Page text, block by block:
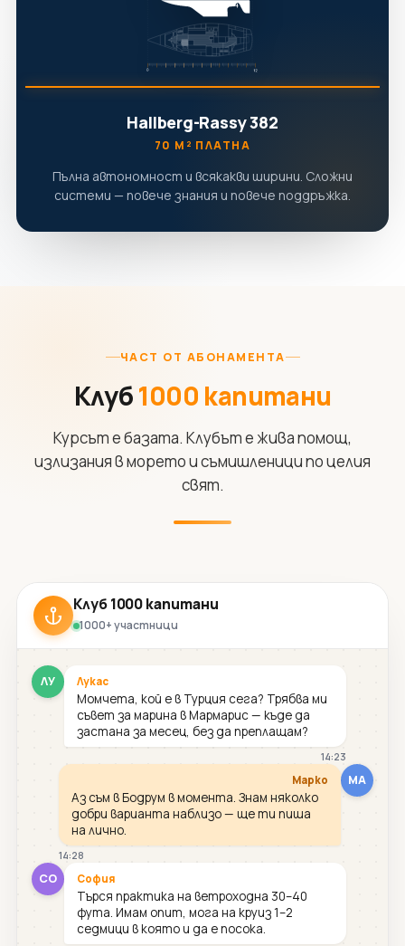
Hallberg-Rassy 382
70 М² ПЛАТНА
Пълна автономност и всякакви ширини. Сложни
системи — повече знания и повече поддръжка.
ЧАСТ ОТ АБОНАМЕНТА
Клуб1000 капитани
Курсът е базата. Клубът е жива помощ,
излизания в морето и съмишленици по целия
свят.
Клуб 1000 капитани
1000+ участници
ЛУ Лукас
Момчета, кой е в Турция сега? Трябва ми
съвет за марина в Мармарис — къде да
застана за месец, без да преплащам?
14:23
МА
Марко
Аз съм в Бодрум в момента. Знам няколко
добри варианта наблизо — ще ти пиша
на лично.
14:28
СО София
Търся практика на ветроходна 30–40
фута. Имам опит, мога на круиз 1–2
седмици в която и да е посока.